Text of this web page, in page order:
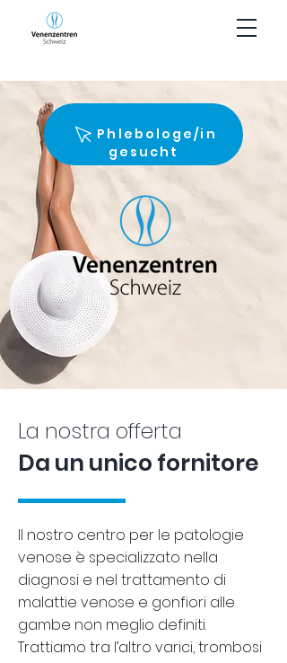
Phlebologe/in
gesucht
La nostra offerta
Da un unico fornitore
Il nostro centro per le patologie
venose è specializzato nella
diagnosi e nel trattamento di
malattie venose e gonfiori alle
gambe non meglio definiti.
Trattiamo tra l’altro varici, trombosi